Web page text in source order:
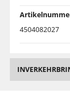
4504082027